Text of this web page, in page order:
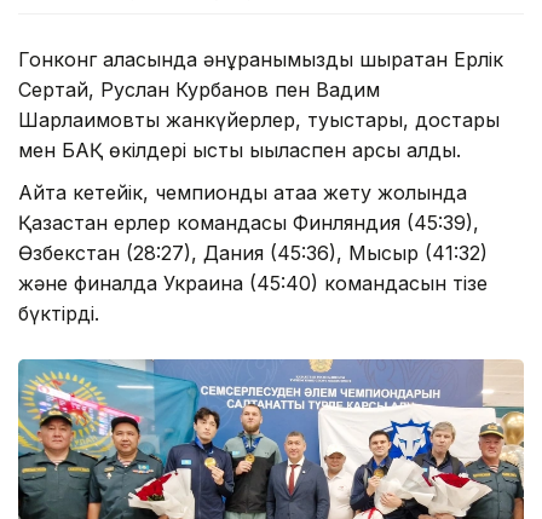
Гонконг қаласында әнұранымызды шырқатқан Ерлік
Сертай, Руслан Курбанов пен Вадим
Шарлаимовты жанкүйерлер, туыстары, достары
мен БАҚ өкілдері ыстық ықыласпен қарсы алды.
Айта кетейік, чемпиондық атаққа жету жолында
Қазақстан ерлер командасы Финляндия (45:39),
Өзбекстан (28:27), Дания (45:36), Мысыр (41:32)
және финалда Украина (45:40) командасын тізе
бүктірді.